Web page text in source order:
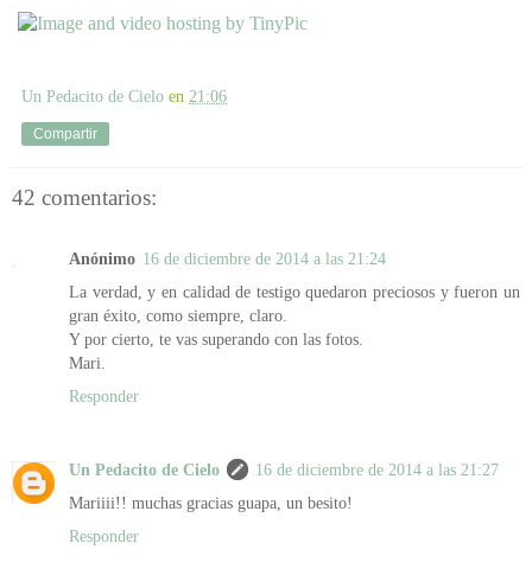
Un Pedacito de Cielo en 21:06
Compartir
42 comentarios:
Anónimo 16 de diciembre de 2014 a las 21:24
La verdad, y en calidad de testigo quedaron preciosos y fueron un
gran éxito, como siempre, claro.
Y por cierto, te vas superando con las fotos.
Mari.
Responder
Un Pedacito de Cielo
16 de diciembre de 2014 a las 21:27
Mariiii!! muchas gracias guapa, un besito!
Responder